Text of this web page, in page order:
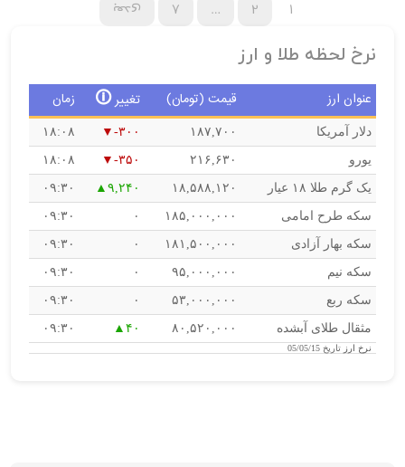
1
2
…
7 بعدی
نرخ لحظه طلا و ارز
عنوان ارز قیمت (تومان) تغییر🛈 زمان
دلار آمریکا ۱۸۷,۷۰۰ -۳۰۰ ۱۸:۰۸
یورو ۲۱۶,۶۳۰ -۳۵۰ ۱۸:۰۸
یک گرم طلا ۱۸ عیار ۱۸,۵۸۸,۱۲۰ ۹,۲۴۰ ۰۹:۳۰
سکه طرح امامی ۱۸۵,۰۰۰,۰۰۰ ۰ ۰۹:۳۰
سکه بهار آزادی ۱۸۱,۵۰۰,۰۰۰ ۰ ۰۹:۳۰
سکه نیم ۹۵,۰۰۰,۰۰۰ ۰ ۰۹:۳۰
سکه ربع ۵۳,۰۰۰,۰۰۰ ۰ ۰۹:۳۰
مثقال طلای آبشده ۸۰,۵۲۰,۰۰۰ ۴۰ ۰۹:۳۰
نرخ ارز تاریخ 05/05/15